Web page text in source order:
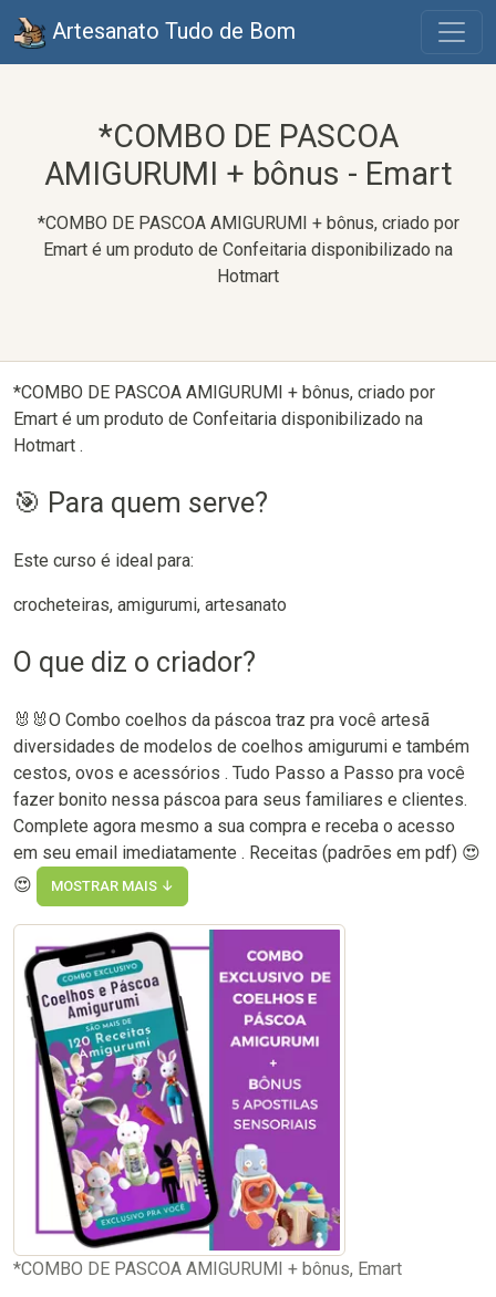
Artesanato Tudo de Bom
*COMBO DE PASCOA
AMIGURUMI + bônus - Emart
*COMBO DE PASCOA AMIGURUMI + bônus, criado por
Emart é um produto de Confeitaria disponibilizado na
Hotmart
*COMBO DE PASCOA AMIGURUMI + bônus, criado por
Emart é um produto de Confeitaria disponibilizado na
Hotmart .
🎯 Para quem serve?
Este curso é ideal para:
crocheteiras, amigurumi, artesanato
O que diz o criador?
🐰🐰O Combo coelhos da páscoa traz pra você artesã
diversidades de modelos de coelhos amigurumi e também
cestos, ovos e acessórios . Tudo Passo a Passo pra você
fazer bonito nessa páscoa para seus familiares e clientes.
Complete agora mesmo a sua compra e receba o acesso
em seu email imediatamente . Receitas (padrões em pdf) 😍
😍
MOSTRAR MAIS ↓
*COMBO DE PASCOA AMIGURUMI + bônus, Emart